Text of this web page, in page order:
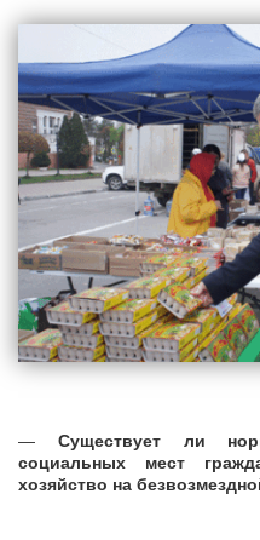
— Существует ли
социальных мест
хозяйство на